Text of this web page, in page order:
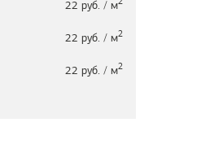
22 руб. / м
22 руб. / м2
22 руб. / м2